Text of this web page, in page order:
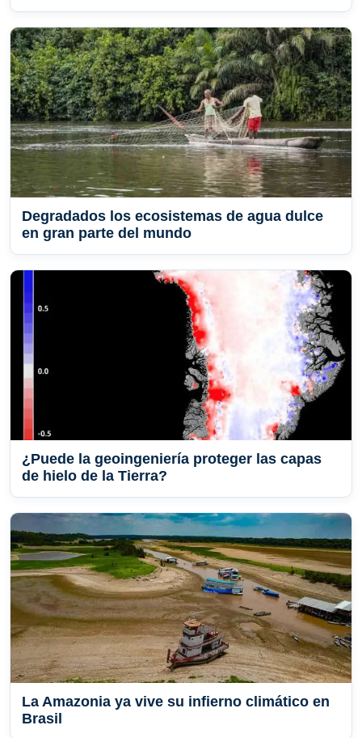
Degradados los ecosistemas de agua dulce
en gran parte del mundo
¿Puede la geoingeniería proteger las capas
de hielo de la Tierra?
La Amazonia ya vive su infierno climático en
Brasil